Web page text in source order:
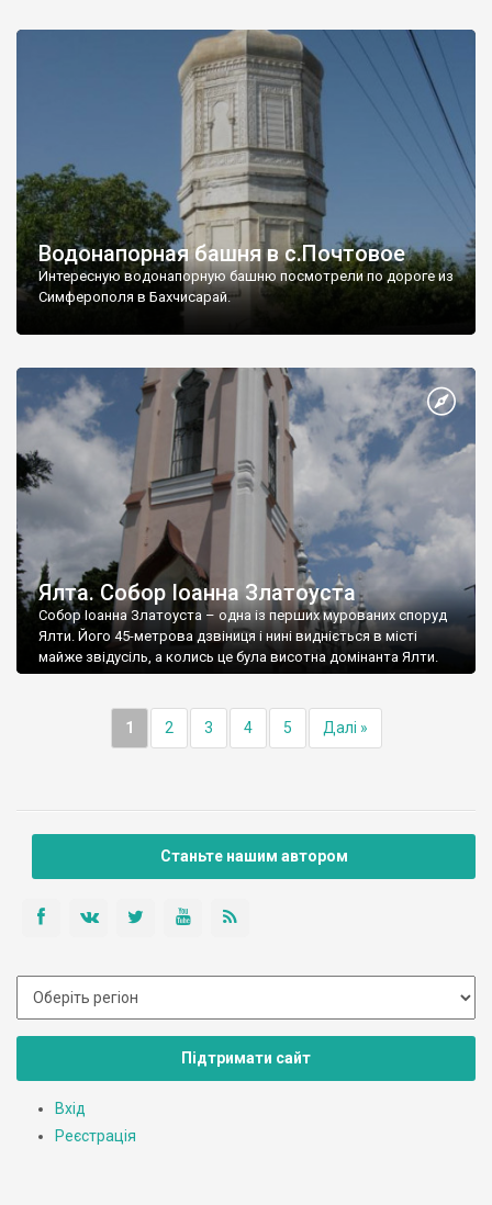
Водонапорная башня в с.Почтовое
Интересную водонапорную башню посмотрели по дороге из
Симферополя в Бахчисарай.
Ялта. Собор Іоанна Златоуста
Собор Іоанна Златоуста – одна із перших мурованих споруд
Ялти. Його 45-метрова дзвіниця і нині видніється в місті
майже звідусіль, а колись це була висотна домінанта Ялти.
1 2 3 4 5 Далі »
Станьте нашим автором
Підтримати сайт
Вхід
Реєстрація